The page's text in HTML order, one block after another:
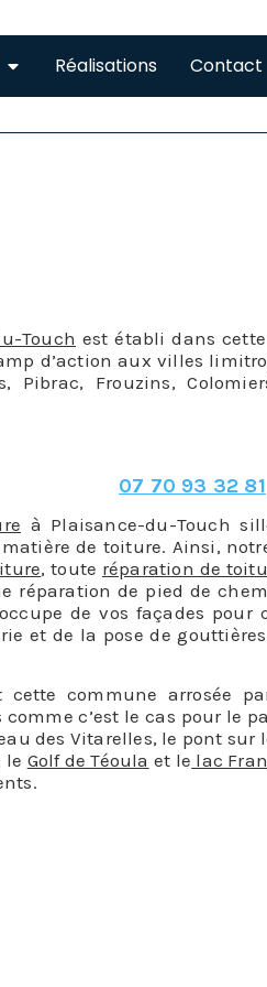
Réalisations Contact
Touch est établi dans
d’action aux villes
Pibrac, Frouzins,
07 70 93 32 81
à Plaisance-du-Touch
de toiture. Ainsi,
, toute réparation de
de pied de
de vos façades pour
et de la pose de
commune arrosée
c’est le cas pour le
des Vitarelles, le pont sur
le Golf de Téoula et le lac